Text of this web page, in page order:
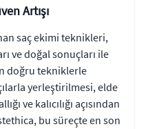
Artışı
saç ekimi teknikleri,
ve doğal sonuçları ile
doğru tekniklerle
yerleştirilmesi, elde
ve kalıcılığı açısından
bu süreçte en son